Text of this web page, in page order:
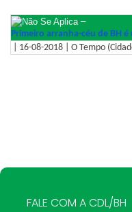
–
Primeiro arranha-céu de BH
| 16-08-2018 | O Tempo
FALE COM A CDL/BH